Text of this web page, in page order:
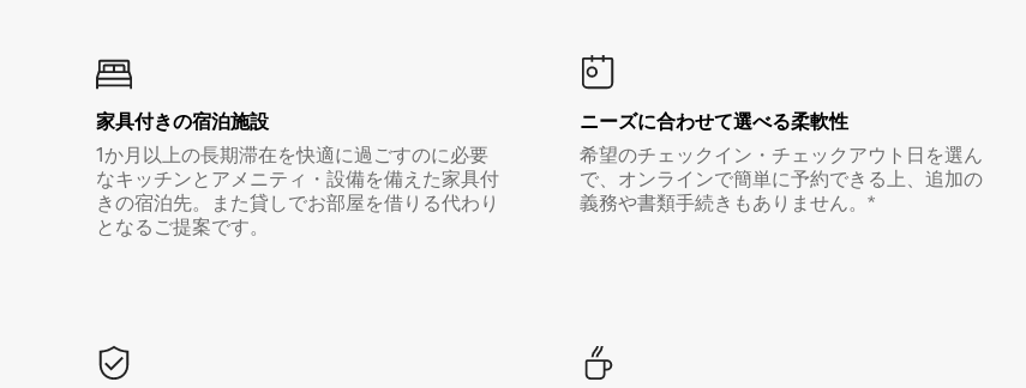
家具付き⁠の宿⁠泊⁠施⁠設
1か月以上の長期滞在を快適に過ごすのに必要
なキッチンとアメニティ・設備を備えた家具付
きの宿泊先。また貸しでお部屋を借りる代わり
となるご提案です。
ニーズに合わせて選べる柔軟性
希望のチェックイン・チェックアウト日を選ん
で、オンラインで簡単に予約できる上、追加の
義務や書類手続きもありません。*